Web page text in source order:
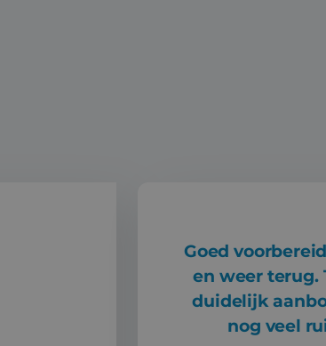
Goed
en weer terug.
duidelijk
nog veel